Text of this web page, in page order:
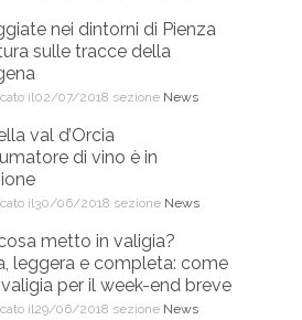
nei dintorni di Pienza
sulle tracce della
il02/07/2018 sezione News
val d’Orcia
di vino è in
il30/06/2018 sezione News
metto in valigia?
leggera e completa: come
per il week-end breve
il29/06/2018 sezione News